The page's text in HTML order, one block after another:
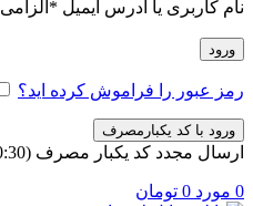
نام کاربری یا آدرس ایمیل * الزامی
ورود
رمز عبور را فراموش کرده اید؟
ورود با کد یکبارمصرف
ارسال مجدد کد یکبار مصرف (00:
30
0 مورد 0 تومان